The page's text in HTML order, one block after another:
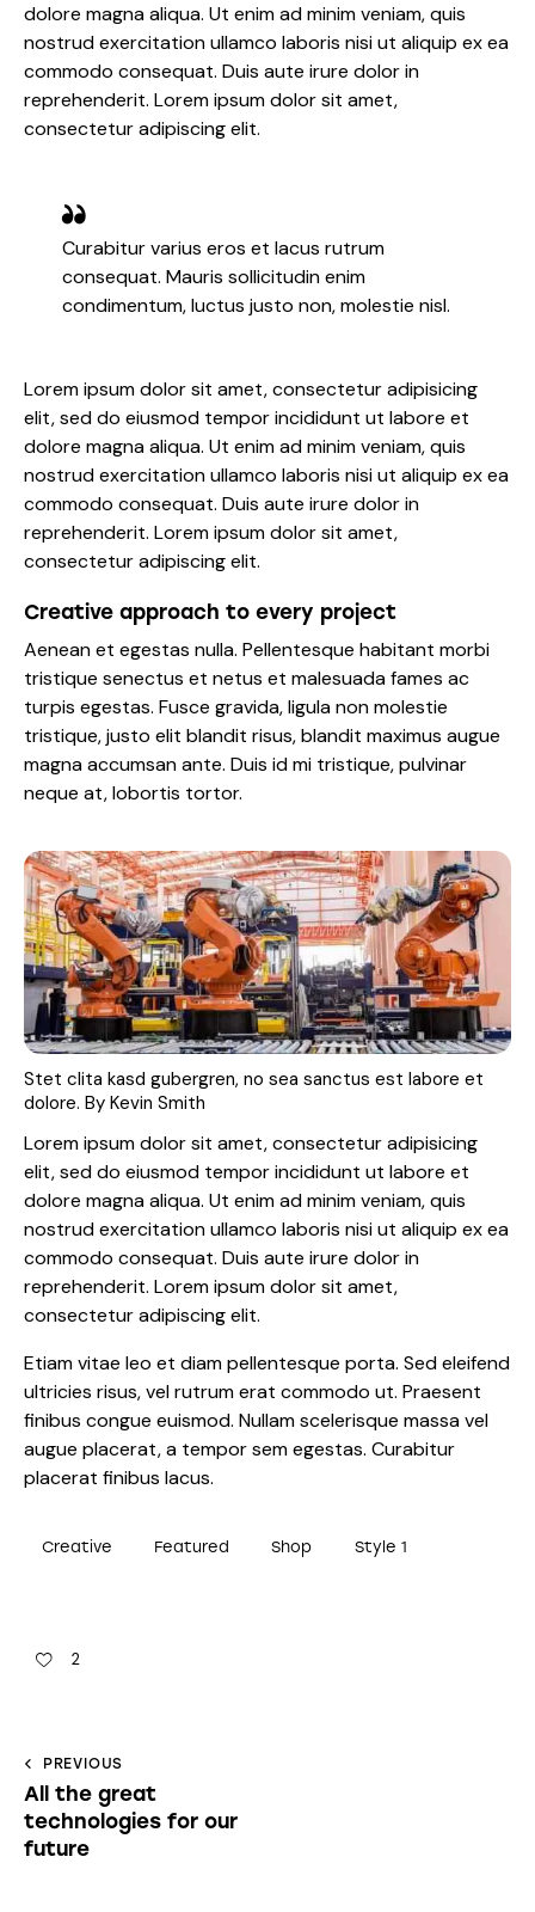
dolore magna aliqua. Ut enim ad minim veniam, quis
nostrud exercitation ullamco laboris nisi ut aliquip ex ea
commodo consequat. Duis aute irure dolor in
reprehenderit. Lorem ipsum dolor sit amet,
consectetur adipiscing elit.
Curabitur varius eros et lacus rutrum
consequat. Mauris sollicitudin enim
condimentum, luctus justo non, molestie nisl.
Lorem ipsum dolor sit amet, consectetur adipisicing
elit, sed do eiusmod tempor incididunt ut labore et
dolore magna aliqua. Ut enim ad minim veniam, quis
nostrud exercitation ullamco laboris nisi ut aliquip ex ea
commodo consequat. Duis aute irure dolor in
reprehenderit. Lorem ipsum dolor sit amet,
consectetur adipiscing elit.
Creative approach to every project
Aenean et egestas nulla. Pellentesque habitant morbi
tristique senectus et netus et malesuada fames ac
turpis egestas. Fusce gravida, ligula non molestie
tristique, justo elit blandit risus, blandit maximus augue
magna accumsan ante. Duis id mi tristique, pulvinar
neque at, lobortis tortor.
Stet clita kasd gubergren, no sea sanctus est labore et
dolore. By Kevin Smith
Lorem ipsum dolor sit amet, consectetur adipisicing
elit, sed do eiusmod tempor incididunt ut labore et
dolore magna aliqua. Ut enim ad minim veniam, quis
nostrud exercitation ullamco laboris nisi ut aliquip ex ea
commodo consequat. Duis aute irure dolor in
reprehenderit. Lorem ipsum dolor sit amet,
consectetur adipiscing elit.
Etiam vitae leo et diam pellentesque porta. Sed eleifend
ultricies risus, vel rutrum erat commodo ut. Praesent
finibus congue euismod. Nullam scelerisque massa vel
augue placerat, a tempor sem egestas. Curabitur
placerat finibus lacus.
Creative Featured Shop Style 1
2
PREVIOUS
All the great
technologies for our
future